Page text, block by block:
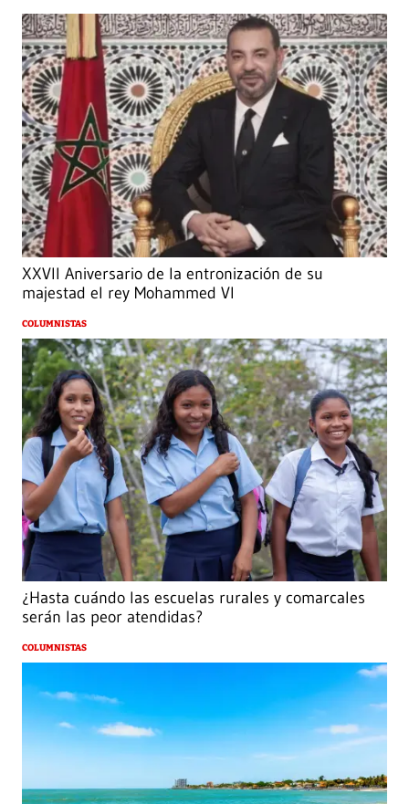
XXVII Aniversario de la entronización de su
majestad el rey Mohammed VI
COLUMNISTAS
¿Hasta cuándo las escuelas rurales y comarcales
serán las peor atendidas?
COLUMNISTAS